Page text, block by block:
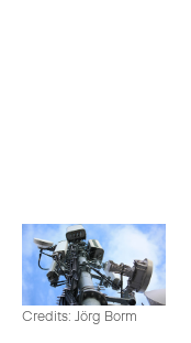
Credits: Jörg Borm